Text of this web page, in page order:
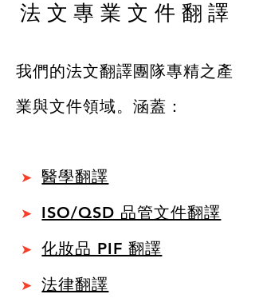
法文專業文件翻譯
我們的法文翻譯團隊專精之產
業與文件領域。涵蓋：
➤醫學翻譯
➤ ISO/QSD 品管文件翻譯
➤化妝品 PIF 翻譯
➤法律翻譯